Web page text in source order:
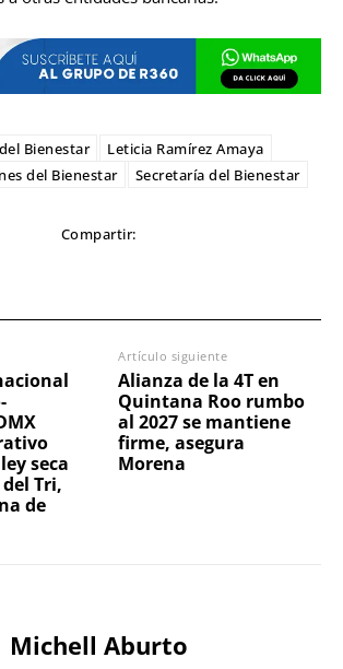
Bienestar
Leticia Ramírez Amaya
del Bienestar Secretaría del Bienestar
Compartir:
seca
Tri,
de
Artículo siguiente
Alianza de la 4T en
Quintana Roo rumbo
al 2027 se mantiene
firme, asegura
Morena
Michell Aburto